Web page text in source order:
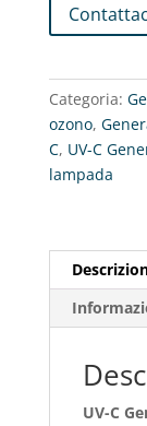
Categoria:
ozono,
C, UV-C
lampada
UV-C